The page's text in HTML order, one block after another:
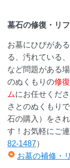
墓石の修復・リ
お墓にひびがあ
る、汚れている
など問題がある
のぬくもりの修
ムにお任せくださ
さとのぬくもり
石の購入）をさ
す！お気軽にご
82-1487）
お墓の補修・